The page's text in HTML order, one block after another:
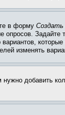
в форму Создать
изменять
добавить